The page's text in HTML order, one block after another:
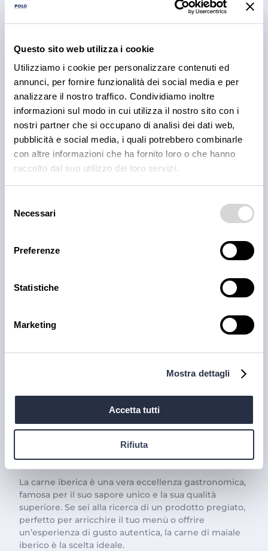
Questo sito web utilizza i cookie
Utilizziamo i cookie per personalizzare contenuti ed
annunci, per fornire funzionalità dei social media e per
analizzare il nostro traffico. Condividiamo inoltre
informazioni sul modo in cui utilizza il nostro sito con i
nostri partner che si occupano di analisi dei dati web,
pubblicità e social media, i quali potrebbero combinarle
con altre informazioni che ha fornito loro o che hanno
raccolto dal suo utilizzo dei loro servizi.
delNecessari
Preferenze
Statistiche
Marketing
Mostra dettagli
Accetta tutti
Rifiuta
Cantina Valle Isarco:
responsabilità e amore per il
territorio
Cantina Valle Isarco è sinonimo di eccellenza: i vini
dell'Alto Adige grazie all'altissima qualità delle uve e
30 lug 2026
Il trionfo del gusto con la
Carne Iberica: le nostre
proposte
La carne iberica è una vera eccellenza gastronomica,
famosa per il suo sapore unico e la sua qualità
superiore. Se sei alla ricerca di un prodotto pregiato,
perfetto per arricchire il tuo menù o offrire
un’esperienza di gusto autentica, la carne di maiale
iberico è la scelta ideale.